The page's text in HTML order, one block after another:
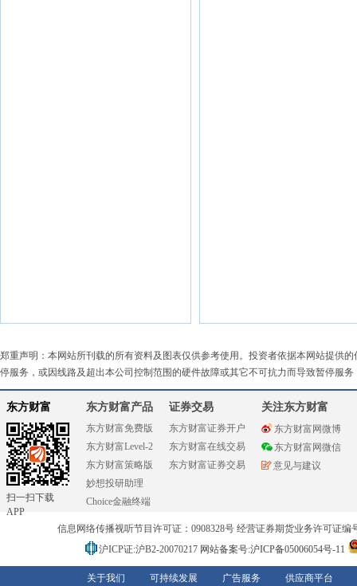
郑重声明：本网站所刊载的所有资料及图表仅供参考使用。投资者依据本网站提供
停服务，或因线路及超出本公司控制范围的硬件故障或其它不可抗力而导致暂停服
东方财富
扫一扫下载
APP
东方财富产品
东方财富免费版
东方财富Level-2
东方财富策略版
妙想投研助理
Choice金融终端
证券交易
东方财富证券开户
东方财富在线交易
东方财富证券交易
关注东方财富
东方财富网微博
东方财富网微信
意见与建议
信息网络传播视听节目许可证：0908328号 经营证券期货业务许可证编
沪ICP证:沪B2-20070217 网站备案号:沪ICP备05006054号-11
关于我们 可持续发展 广告服务 供应商平台